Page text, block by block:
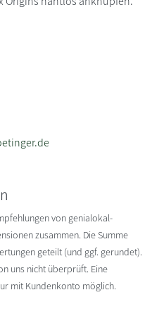
von genialokal-
zusammen. Die Summe
geteilt (und ggf. gerundet).
uns nicht überprüft. Eine
mit Kundenkonto möglich.